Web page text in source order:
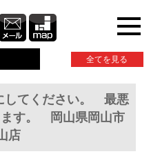
全てを見る
してください。 最悪
ます。 岡山県岡山市
店